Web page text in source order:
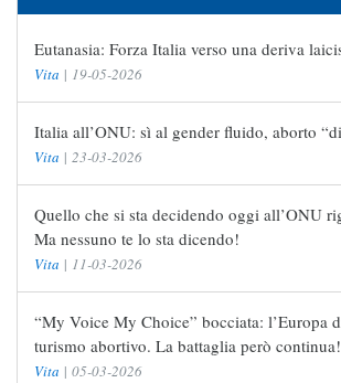
Eutanasia: Forza Italia verso una deriva
Vita | 19-05-2026
Italia all’ONU: sì al gender fluido, aborto
Vita | 23-03-2026
Quello che si sta decidendo oggi all’ONU
Ma nessuno te lo sta dicendo!
Vita | 11-03-2026
“My Voice My Choice” bocciata: l’Europa
turismo abortivo. La battaglia però continua!
Vita | 05-03-2026